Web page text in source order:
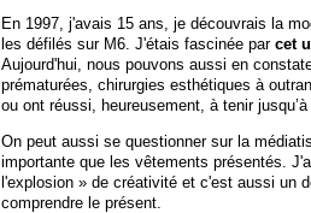
En 1997, j'avais 15 ans, je découvrais la
les défilés sur M6. J'étais fascinée parcet
Aujourd'hui, nous pouvons aussi en
prématurées, chirurgies esthétiques à
ou ont réussi, heureusement, à tenir
On peut aussi se questionner sur la
importante que les vêtements présentés.
l'explosion » de créativité et c'est aussi un
comprendre le présent.